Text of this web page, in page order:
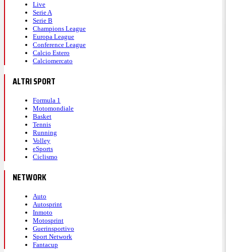
Live
Serie A
Serie B
Champions League
Europa League
Conference League
Calcio Estero
Calciomercato
ALTRI SPORT
Formula 1
Motomondiale
Basket
Tennis
Running
Volley
eSports
Ciclismo
NETWORK
Auto
Autosprint
Inmoto
Motosprint
Guerinsportivo
Sport Network
Fantacup